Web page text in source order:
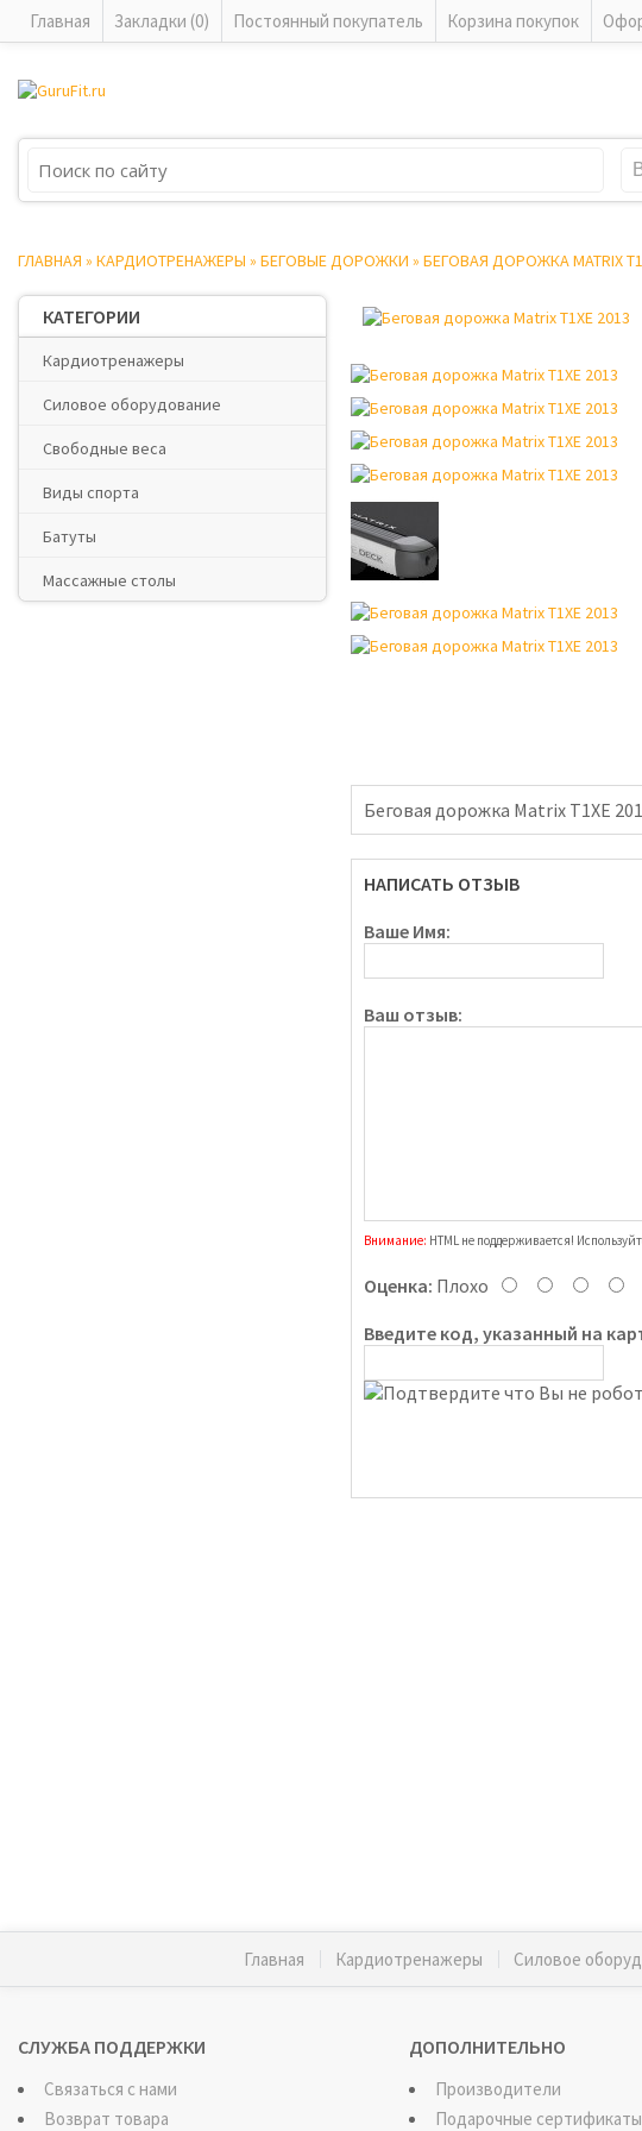
Главная Закладки (0) Постоянный покупатель Корзина покупок
ГЛАВНАЯ » КАРДИОТРЕНАЖЕРЫ » БЕГОВЫЕ ДОРОЖКИ » БЕГОВАЯ ДОРОЖКА MATRIX
КАТЕГОРИИ
Кардиотренажеры
Силовое оборудование
Свободные веса
Виды спорта
Батуты
Массажные столы
Беговая дорожка Matrix T1XE
НАПИСАТЬ ОТЗЫВ
Ваше Имя:
Ваш отзыв:
Внимание: HTML не поддерживается!
Оценка: Плохо
Введите код, указанный на
Главная Кардиотренажеры Силовое
СЛУЖБА ПОДДЕРЖКИ
Связаться с нами
Возврат товара
ДОПОЛНИТЕЛЬНО
Производители
Подарочные сертификаты